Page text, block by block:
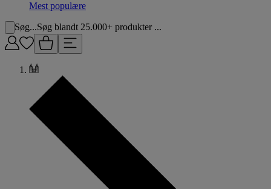
Mest populære
Søg...Søg blandt 25.000+ produkter ...